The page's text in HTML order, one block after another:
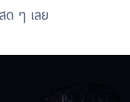
ด ๆ เลย